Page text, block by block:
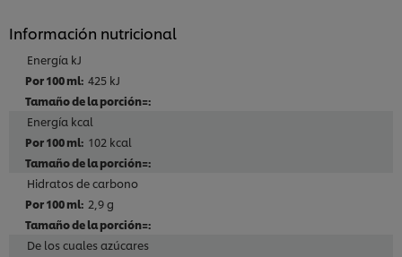
Información nutricional
Energía kJ
425 kJ
Energía kcal
102 kcal
Hidratos de carbono
2,9 g
De los cuales azúcares